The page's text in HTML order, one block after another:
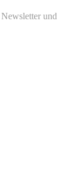
und